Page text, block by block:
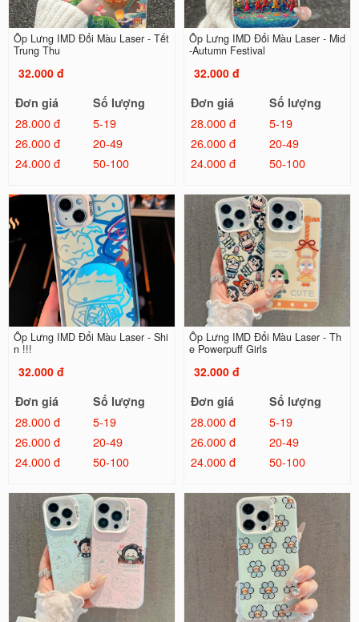
Ốp Lưng IMD Đổi Màu Laser - Tết
Trung Thu
32.000 đ
Đơn giá
Số lượng
28.000 đ
5-19
26.000 đ
20-49
24.000 đ
50-100
Ốp Lưng IMD Đổi Màu Laser - Mid
-Autumn Festival
32.000 đ
Đơn giá
Số lượng
28.000 đ
5-19
26.000 đ
20-49
24.000 đ
50-100
Ốp Lưng IMD Đổi Màu Laser - Shi
n !!!
32.000 đ
Đơn giá
Số lượng
28.000 đ
5-19
26.000 đ
20-49
24.000 đ
50-100
Ốp Lưng IMD Đổi Màu Laser - Th
e Powerpuff Girls
32.000 đ
Đơn giá
Số lượng
28.000 đ
5-19
26.000 đ
20-49
24.000 đ
50-100